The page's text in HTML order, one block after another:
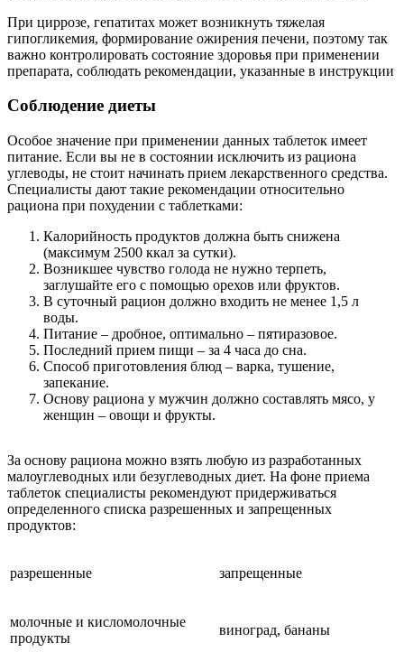
При циррозе, гепатитах может возникнуть тяжелая
гипогликемия, формирование ожирения печени, поэтому так
важно контролировать состояние здоровья при применении
препарата, соблюдать рекомендации, указанные в инструкции
Соблюдение диеты
Особое значение при применении данных таблеток имеет
питание. Если вы не в состоянии исключить из рациона
углеводы, не стоит начинать прием лекарственного средства.
Специалисты дают такие рекомендации относительно
рациона при похудении с таблетками:
Калорийность продуктов должна быть снижена
(максимум 2500 ккал за сутки).
Возникшее чувство голода не нужно терпеть,
заглушайте его с помощью орехов или фруктов.
В суточный рацион должно входить не менее 1,5 л
воды.
Питание – дробное, оптимально – пятиразовое.
Последний прием пищи – за 4 часа до сна.
Способ приготовления блюд – варка, тушение,
запекание.
Основу рациона у мужчин должно составлять мясо, у
женщин – овощи и фрукты.
За основу рациона можно взять любую из разработанных
малоуглеводных или безуглеводных диет. На фоне приема
таблеток специалисты рекомендуют придерживаться
определенного списка разрешенных и запрещенных
продуктов:
разрешенные запрещенные
молочные и кисломолочные
продукты
виноград, бананы